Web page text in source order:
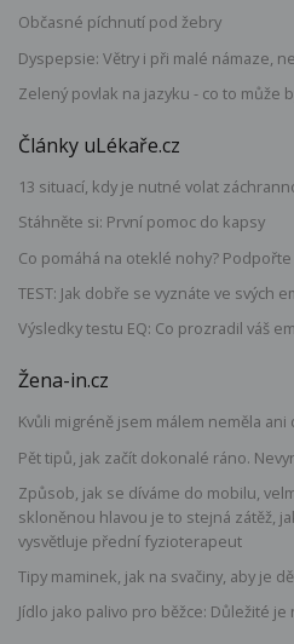
Občasné píchnutí pod žebry
Dyspepsie: Větry i při malé námaze,
Zelený povlak na jazyku - co to může
Články uLékaře.cz
13 situací, kdy je nutné volat
Stáhněte si: První pomoc do kapsy
Co pomáhá na oteklé nohy?
TEST: Jak dobře se vyznáte ve svých
Výsledky testu EQ: Co prozradil váš
Žena-in.cz
Kvůli migréně jsem málem neměla
Pět tipů, jak začít dokonalé ráno.
Způsob, jak se díváme do mobilu,
skloněnou hlavou je to stejná zátěž,
vysvětluje přední fyzioterapeut
Tipy maminek, jak na svačiny, aby je
Jídlo jako palivo pro běžce: Důležité